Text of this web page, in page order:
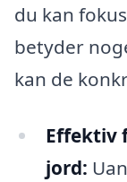
du kan
betyder
kan de
Effektiv
jord: